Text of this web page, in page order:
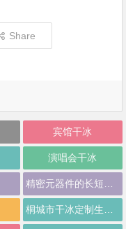
Share
宾馆干冰
演唱会干冰
精密元器件的长短途运输干冰
桐城市干冰定制生产制造